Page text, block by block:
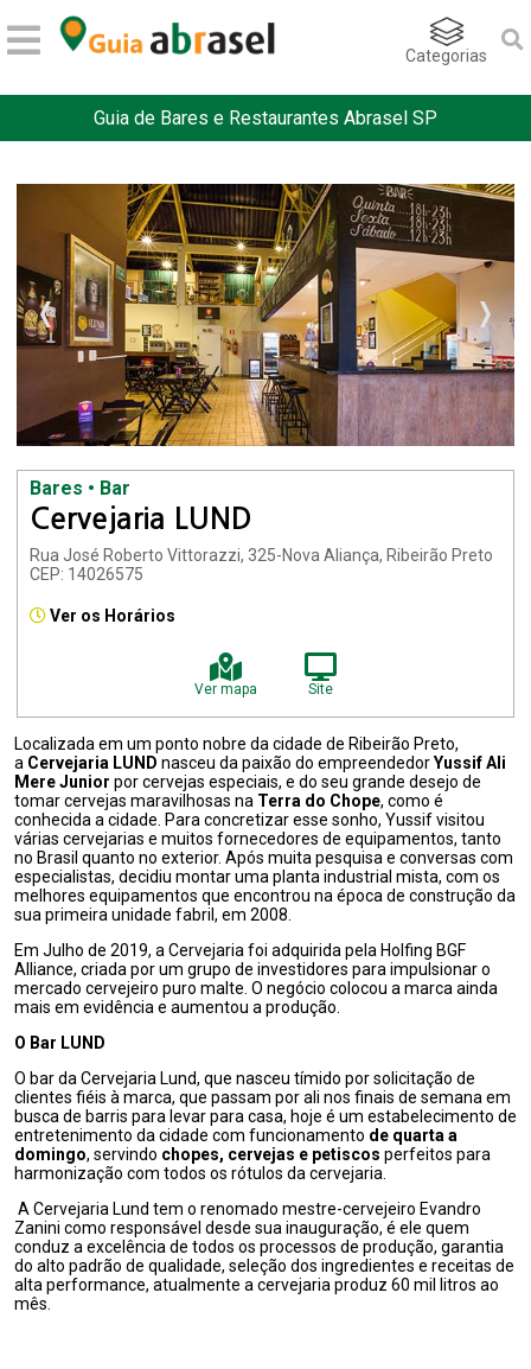
Categorias
Guia de Bares e Restaurantes Abrasel SP
Bares • Bar
Cervejaria LUND
Rua José Roberto Vittorazzi, 325-Nova Aliança, Ribeirão Preto
CEP: 14026575
Ver os Horários
Ver mapa Site
Localizada em um ponto nobre da cidade de Ribeirão Preto,
a Cervejaria LUND nasceu da paixão do empreendedorYussif Ali
Mere Junior por cervejas especiais, e do seu grande desejo de
tomar cervejas maravilhosas na Terra do Chope, como é
conhecida a cidade. Para concretizar esse sonho, Yussif visitou
várias cervejarias e muitos fornecedores de equipamentos, tanto
no Brasil quanto no exterior. Após muita pesquisa e conversas com
especialistas, decidiu montar uma planta industrial mista, com os
melhores equipamentos que encontrou na época de construção da
sua primeira unidade fabril, em 2008.
Em Julho de 2019, a Cervejaria foi adquirida pela Holfing BGF
Alliance, criada por um grupo de investidores para impulsionar o
mercado cervejeiro puro malte. O negócio colocou a marca ainda
mais em evidência e aumentou a produção.
O Bar LUND
O bar da Cervejaria Lund, que nasceu tímido por solicitação de
clientes fiéis à marca, que passam por ali nos finais de semana em
busca de barris para levar para casa, hoje é um estabelecimento de
entretenimento da cidade com funcionamento de quarta a
domingo, servindo chopes, cervejas e petiscos perfeitos para
harmonização com todos os rótulos da cervejaria.
A Cervejaria Lund tem o renomado mestre-cervejeiro Evandro
Zanini como responsável desde sua inauguração, é ele quem
conduz a excelência de todos os processos de produção, garantia
do alto padrão de qualidade, seleção dos ingredientes e receitas de
alta performance, atualmente a cervejaria produz 60 mil litros ao
mês.